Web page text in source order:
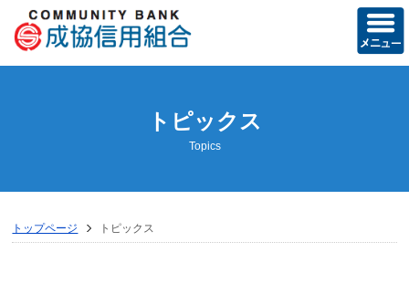
当組合の概要
店舗のご案内
トピックス
Topics
トップページ トピックス